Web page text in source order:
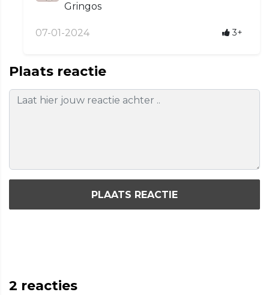
Gringos
07-01-2024 3+
Plaats reactie
PLAATS REACTIE
2 reacties